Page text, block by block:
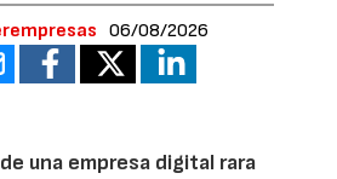
06/08/2026
una empresa digital rara